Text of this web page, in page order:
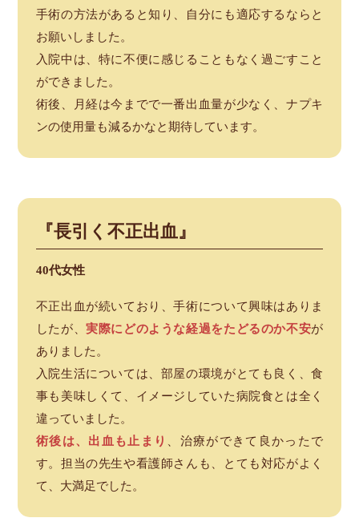
手術の方法があると知り、自分にも適応するならと
お願いしました。
入院中は、特に不便に感じることもなく過ごすこと
ができました。
術後、月経は今までで一番出血量が少なく、ナプキ
ンの使用量も減るかなと期待しています。
『長引く不正出血』
40代女性
不正出血が続いており、手術について興味はありま
したが、実際にどのような経過をたどるのか不安が
ありました。
入院生活については、部屋の環境がとても良く、食
事も美味しくて、イメージしていた病院食とは全く
違っていました。
術後は、出血も止まり
、治療ができて良かったで
す。担当の先生や看護師さんも、とても対応がよく
て、大満足でした。